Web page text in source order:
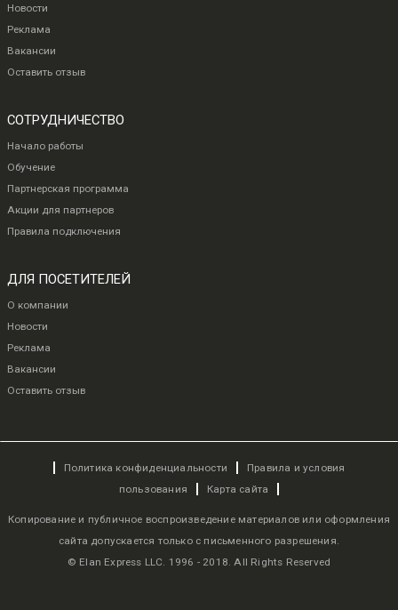
Новости
Реклама
Вакансии
Оставить отзыв
СОТРУДНИЧЕСТВО
Начало работы
Обучение
Партнерская программа
Акции для партнеров
Правила подключения
ДЛЯ ПОСЕТИТЕЛЕЙ
О компании
Новости
Реклама
Вакансии
Оставить отзыв
Политика конфиденциальности
Правила и условия
пользования
Карта сайта
Копирование и публичное воспроизведение материалов или оформления
сайта допускается только с письменного разрешения.
© Elan Express LLC. 1996 - 2018. All Rights Reserved